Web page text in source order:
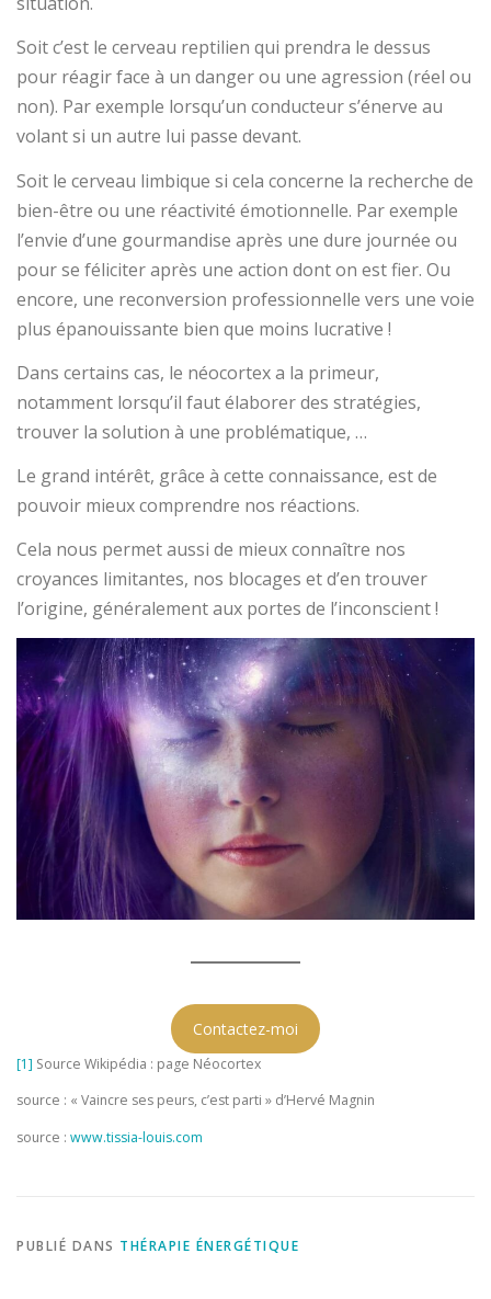
Soit c’est le cerveau reptilien qui prendra le dessus
pour réagir face à un danger ou une agression (réel ou
non). Par exemple lorsqu’un conducteur s’énerve au
volant si un autre lui passe devant.
Soit le cerveau limbique si cela concerne la recherche de
bien-être ou une réactivité émotionnelle. Par exemple
l’envie d’une gourmandise après une dure journée ou
pour se féliciter après une action dont on est fier. Ou
encore, une reconversion professionnelle vers une voie
plus épanouissante bien que moins lucrative !
Dans certains cas, le néocortex a la primeur,
notamment lorsqu’il faut élaborer des stratégies,
trouver la solution à une problématique, …
Le grand intérêt, grâce à cette connaissance, est de
pouvoir mieux comprendre nos réactions.
Cela nous permet aussi de mieux connaître nos
croyances limitantes, nos blocages et d’en trouver
l’origine, généralement aux portes de l’inconscient !
Contactez-moi
[1] Source Wikipédia : page Néocortex
source : « Vaincre ses peurs, c’est parti » d’Hervé Magnin
source : www.tissia-louis.com
PUBLIÉ DANS THÉRAPIE ÉNERGÉTIQUE